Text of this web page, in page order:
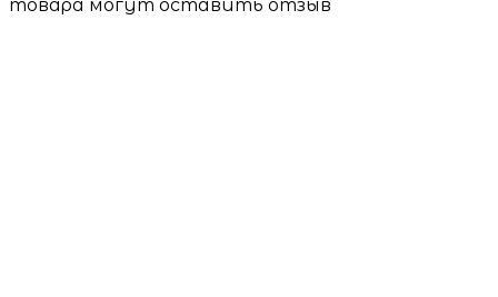
товара могут оставить отзыв